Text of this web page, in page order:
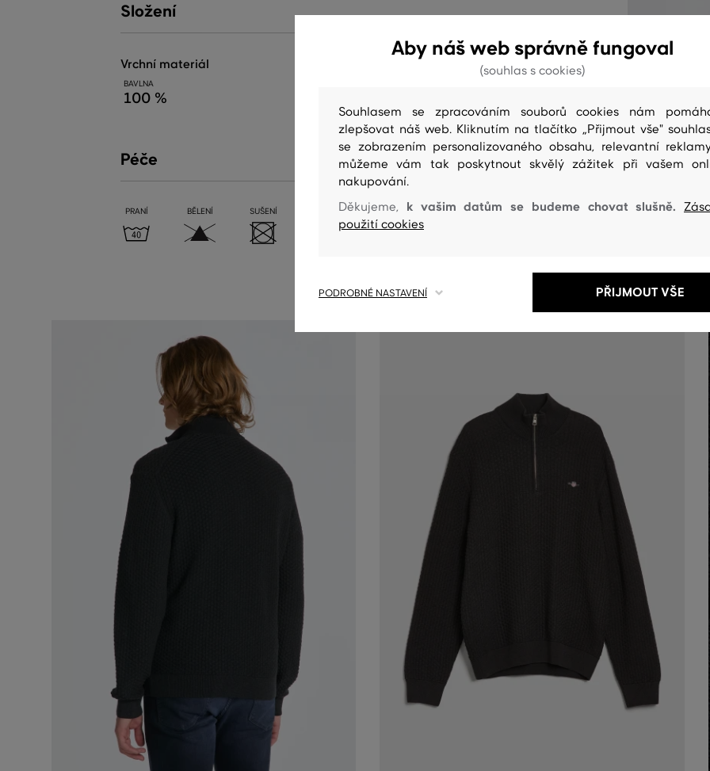
Složení
vrchní materiál
BAVLNA
100 %
Péče
PRANÍ BĚLENÍ SUŠENÍ ŽEHLENÍ ČIŠTENÍ
Aby náš web správně fungoval
(souhlas s cookies)
Souhlasem se zpracováním souborů cookies nám
zlepšovat náš web. Kliknutím na tlačítko „Přijmout vše"
se zobrazením personalizovaného obsahu, relevantní
můžeme vám tak poskytnout skvělý zážitek při vašem
nakupování.
Děkujeme, k vašim datům se budeme chovat slušně.
použití cookies
PODROBNÉ NASTAVENÍ PŘIJMOUT VŠE